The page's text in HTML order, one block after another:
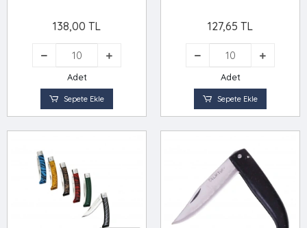
138,00 TL
Adet
Sepete Ekle
127,65 TL
Adet
Sepete Ekle